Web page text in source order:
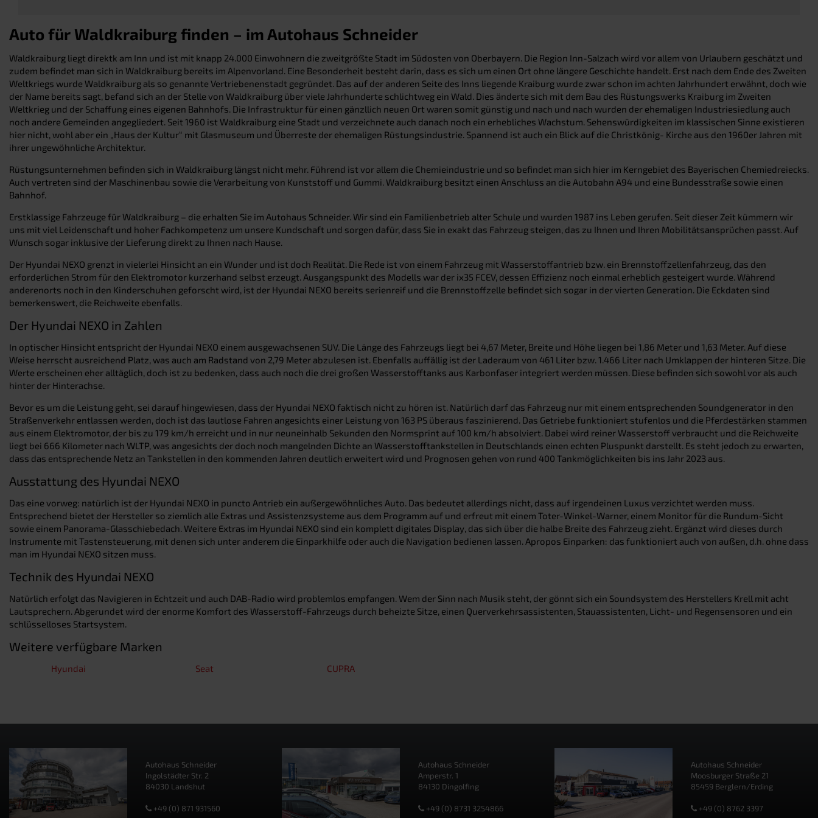
Auto für Waldkraiburg finden – im Autohaus Schneider
Waldkraiburg liegt direktk am Inn und ist mit knapp 24.000 Einwohnern die zweitgrößte Stadt im Südosten von Oberbayern. Die Region Inn-Salzach wird vor allem von Urlaubern geschätzt und
zudem befindet man sich in Waldkraiburg bereits im Alpenvorland. Eine Besonderheit besteht darin, dass es sich um einen Ort ohne längere Geschichte handelt. Erst nach dem Ende des Zweiten
Weltkriegs wurde Waldkraiburg als so genannte Vertriebenenstadt gegründet. Das auf der anderen Seite des Inns liegende Kraiburg wurde zwar schon im achten Jahrhundert erwähnt, doch wie
der Name bereits sagt, befand sich an der Stelle von Waldkraiburg über viele Jahrhunderte schlichtweg ein Wald. Dies änderte sich mit dem Bau des Rüstungswerks Kraiburg im Zweiten
Weltkrieg und der Schaffung eines eigenen Bahnhofs. Die Infrastruktur für einen gänzllich neuen Ort waren somit günstig und nach und nach wurden der ehemaligen Industriesiedlung auch
noch andere Gemeinden angegliedert. Seit 1960 ist Waldkraiburg eine Stadt und verzeichnete auch danach noch ein erhebliches Wachstum. Sehenswürdigkeiten im klassischen Sinne existieren
hier nicht, wohl aber ein „Haus der Kultur“ mit Glasmuseum und Überreste der ehemaligen Rüstungsindustrie. Spannend ist auch ein Blick auf die Christkönig- Kirche aus den 1960er Jahren mit
ihrer ungewöhnliche Architektur.
Rüstungsunternehmen befinden sich in Waldkraiburg längst nicht mehr. Führend ist vor allem die Chemieindustrie und so befindet man sich hier im Kerngebiet des Bayerischen Chemiedreiecks.
Auch vertreten sind der Maschinenbau sowie die Verarbeitung von Kunststoff und Gummi. Waldkraiburg besitzt einen Anschluss an die Autobahn A94 und eine Bundesstraße sowie einen
Bahnhof.
Erstklassige Fahrzeuge für Waldkraiburg – die erhalten Sie im Autohaus Schneider. Wir sind ein Familienbetrieb alter Schule und wurden 1987 ins Leben gerufen. Seit dieser Zeit kümmern wir
uns mit viel Leidenschaft und hoher Fachkompetenz um unsere Kundschaft und sorgen dafür, dass Sie in exakt das Fahrzeug steigen, das zu Ihnen und Ihren Mobilitätsansprüchen passt. Auf
Wunsch sogar inklusive der Lieferung direkt zu Ihnen nach Hause.
Der Hyundai NEXO grenzt in vielerlei Hinsicht an ein Wunder und ist doch Realität. Die Rede ist von einem Fahrzeug mit Wasserstoffantrieb bzw. ein Brennstoffzellenfahrzeug, das den
erforderlichen Strom für den Elektromotor kurzerhand selbst erzeugt. Ausgangspunkt des Modells war der ix35 FCEV, dessen Effizienz noch einmal erheblich gesteigert wurde. Während
anderenorts noch in den Kinderschuhen geforscht wird, ist der Hyundai NEXO bereits serienreif und die Brennstoffzelle befindet sich sogar in der vierten Generation. Die Eckdaten sind
bemerkenswert, die Reichweite ebenfalls.
Der Hyundai NEXO in Zahlen
In optischer Hinsicht entspricht der Hyundai NEXO einem ausgewachsenen SUV. Die Länge des Fahrzeugs liegt bei 4,67 Meter, Breite und Höhe liegen bei 1,86 Meter und 1,63 Meter. Auf diese
Weise herrscht ausreichend Platz, was auch am Radstand von 2,79 Meter abzulesen ist. Ebenfalls auffällig ist der Laderaum von 461 Liter bzw. 1.466 Liter nach Umklappen der hinteren Sitze. Die
Werte erscheinen eher alltäglich, doch ist zu bedenken, dass auch noch die drei großen Wasserstofftanks aus Karbonfaser integriert werden müssen. Diese befinden sich sowohl vor als auch
hinter der Hinterachse.
Bevor es um die Leistung geht, sei darauf hingewiesen, dass der Hyundai NEXO faktisch nicht zu hören ist. Natürlich darf das Fahrzeug nur mit einem entsprechenden Soundgenerator in den
Straßenverkehr entlassen werden, doch ist das lautlose Fahren angesichts einer Leistung von 163 PS überaus faszinierend. Das Getriebe funktioniert stufenlos und die Pferdestärken stammen
aus einem Elektromotor, der bis zu 179 km/h erreicht und in nur neuneinhalb Sekunden den Normsprint auf 100 km/h absolviert. Dabei wird reiner Wasserstoff verbraucht und die Reichweite
liegt bei 666 Kilometer nach WLTP, was angesichts der doch noch mangelnden Dichte an Wasserstofftankstellen in Deutschlands einen echten Pluspunkt darstellt. Es steht jedoch zu erwarten,
dass das entsprechende Netz an Tankstellen in den kommenden Jahren deutlich erweitert wird und Prognosen gehen von rund 400 Tankmöglichkeiten bis ins Jahr 2023 aus.
Ausstattung des Hyundai NEXO
Das eine vorweg: natürlich ist der Hyundai NEXO in puncto Antrieb ein außergewöhnliches Auto. Das bedeutet allerdings nicht, dass auf irgendeinen Luxus verzichtet werden muss.
Entsprechend bietet der Hersteller so ziemlich alle Extras und Assistenzsysteme aus dem Programm auf und erfreut mit einem Toter-Winkel-Warner, einem Monitor für die Rundum-Sicht
sowie einem Panorama-Glasschiebedach. Weitere Extras im Hyundai NEXO sind ein komplett digitales Display, das sich über die halbe Breite des Fahrzeug zieht. Ergänzt wird dieses durch
Instrumente mit Tastensteuerung, mit denen sich unter anderem die Einparkhilfe oder auch die Navigation bedienen lassen. Apropos Einparken: das funktioniert auch von außen, d.h. ohne dass
man im Hyundai NEXO sitzen muss.
Technik des Hyundai NEXO
Natürlich erfolgt das Navigieren in Echtzeit und auch DAB-Radio wird problemlos empfangen. Wem der Sinn nach Musik steht, der gönnt sich ein Soundsystem des Herstellers Krell mit acht
Lautsprechern. Abgerundet wird der enorme Komfort des Wasserstoff-Fahrzeugs durch beheizte Sitze, einen Querverkehrsassistenten, Stauassistenten, Licht- und Regensensoren und ein
schlüsselloses Startsystem.
Weitere verfügbare Marken
Hyundai Seat CUPRA
Autohaus Schneider
Ingolstädter Str. 2
84030 Landshut
+49 (0) 871 931560
Autohaus Schneider
Amperstr. 1
84130 Dingolfing
+49 (0) 8731 3254866
Autohaus Schneider
Moosburger Straße 21
85459 Berglern/Erding
+49 (0) 8762 3397